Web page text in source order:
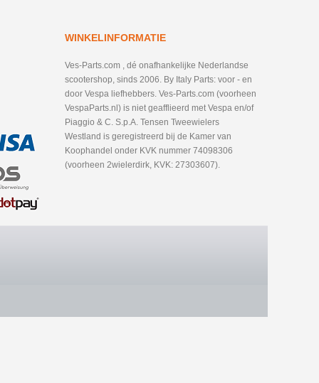
WINKELINFORMATIE
Ves-Parts.com , dé onafhankelijke Nederlandse
scootershop, sinds 2006. By Italy Parts: voor - en
door Vespa liefhebbers. Ves-Parts.com (voorheen
VespaParts.nl) is niet geafflieerd met Vespa en/of
Piaggio & C. S.p.A. Tensen Tweewielers
Westland is geregistreerd bij de Kamer van
Koophandel onder KVK nummer 74098306
(voorheen 2wielerdirk, KVK: 27303607).